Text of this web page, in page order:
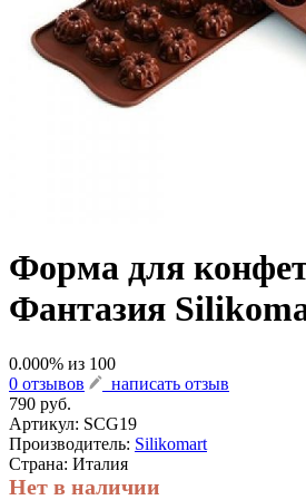
Форма для
Фантазия
0.000% из 100
0 отзывов
написать отзыв
790 руб.
Артикул: SCG19
Производитель: Silikomart
Страна: Италия
Нет в наличии